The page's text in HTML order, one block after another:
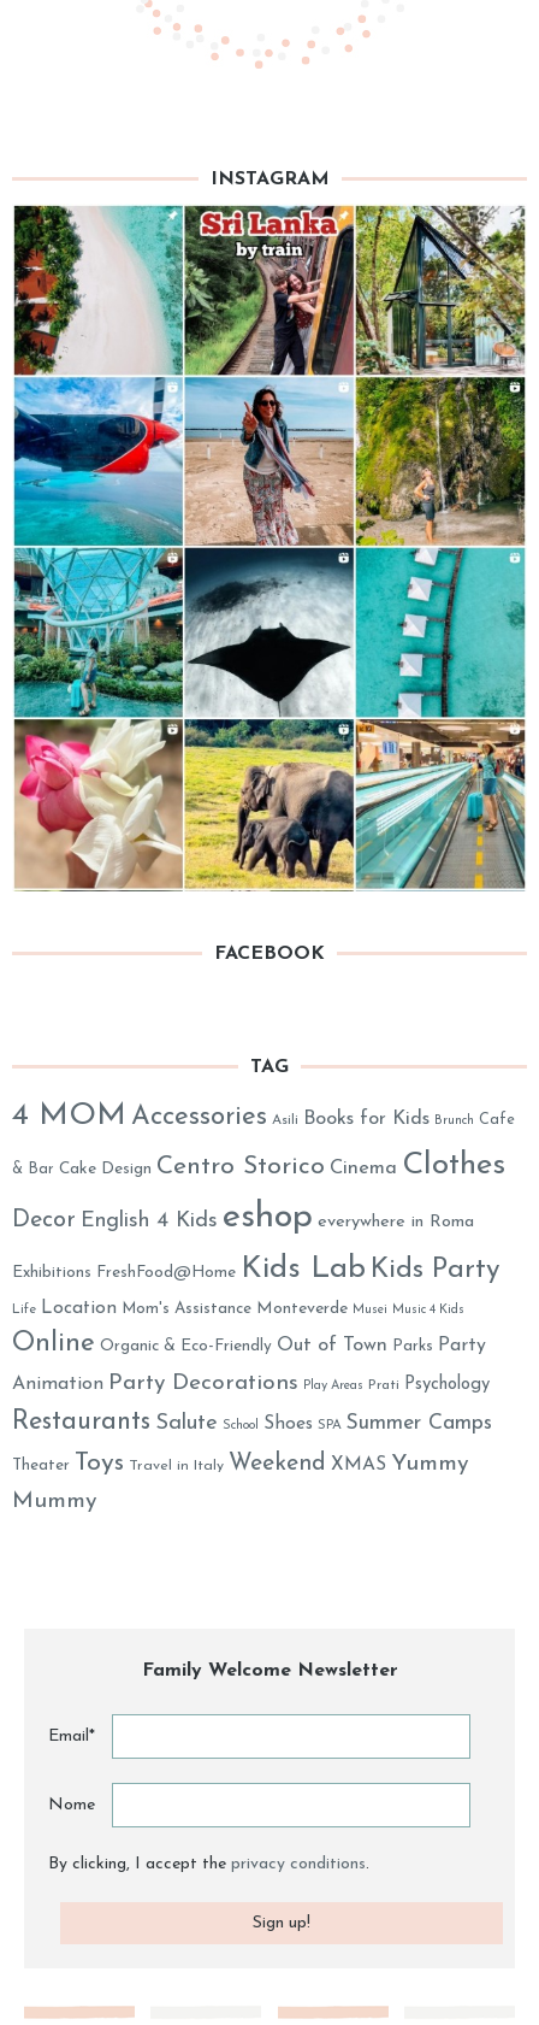
INSTAGRAM
FACEBOOK
TAG
4 MOM Accessories Asili Books for Kids Brunch Cafe
& Bar Cake Design Centro Storico Cinema Clothes
Decor English 4 Kids eshop everywhere in Roma
Exhibitions FreshFood@Home Kids Lab Kids Party
Life Location Mom's Assistance Monteverde Musei Music 4 Kids
Online Organic & Eco-Friendly Out of Town Parks
Party
Animation Party Decorations Play Areas Prati Psychology
Restaurants Salute School Shoes SPA Summer Camps
Theater Toys Travel in Italy Weekend XMAS Yummy
Mummy
Family Welcome Newsletter
Email*
Nome
By clicking, I accept the privacy conditions.